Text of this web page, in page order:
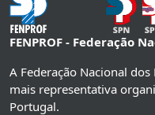
FENPROF - Federação
A Federação Nacional dos
mais representativa
Portugal.